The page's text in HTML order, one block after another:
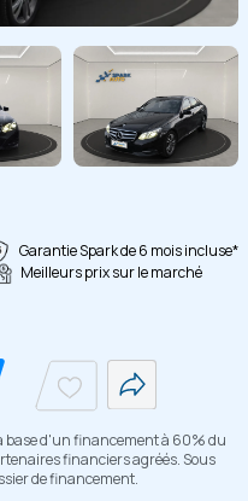
Garantie Spark de 6 mois incluse*
Meilleurs prix sur le marché
d'un financement à 60% du
financiers agréés. Sous
de financement.